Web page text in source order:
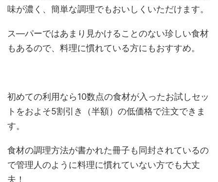
味が濃く、簡単な調理でもおいしくいただけます。
ス―パーではあまり見かけることのない珍しい食材
もあるので、料理に慣れている方にもおすすめ。
初めての利用なら10数点の食材が入ったお試しセッ
トをおよそ5割引き（半額）の低価格で注文できま
す。
食材の調理方法が書かれた冊子も同封されているの
で管理人のように料理に慣れていない方でも大丈
夫！